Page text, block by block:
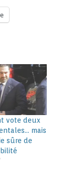
vote deux
mais
sûre de